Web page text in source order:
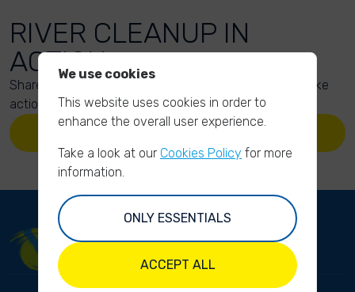
RIVER CLEANUP IN
ACTION
Share your action photos here and inspire others to take
action too!
UPLOAD YOUR PHOTOS
We use cookies
This website uses cookies in order to
enhance the overall user experience.
Take a look at our Cookies Policy for more
information.
ONLY ESSENTIALS
ACCEPT ALL